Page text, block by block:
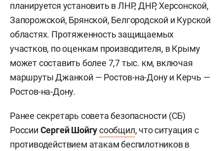
планируется установить в ЛНР, ДНР, Херсонской,
Запорожской, Брянской, Белгородской и Курской
областях. Протяженность защищаемых
участков, по оценкам производителя, в Крыму
может составить более 7,7 тыс. км, включая
маршруты Джанкой — Ростов-на-Дону и Керчь —
Ростов-на-Дону.
Ранее секретарь совета безопасности (СБ)
России Сергей Шойгусообщил, что ситуация с
противодействием атакам беспилотников в